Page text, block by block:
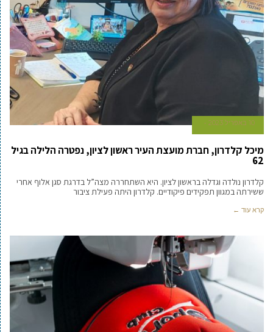
10 באפריל 2023
מיכל קלדרון, חברת מועצת העיר ראשון לציון, נפטרה הלילה בגיל
62
קלדרון נולדה וגדלה בראשון לציון. היא השתחררה מצה”ל בדרגת סגן אלוף אחרי
ששירתה במגוון תפקידים פיקודיים. קלדרון היתה פעילת ציבור
קרא עוד ←